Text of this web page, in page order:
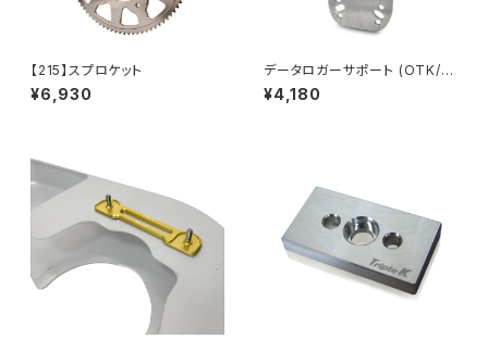
【215】スプロケット
¥6,930
データロガーサポート (OTK/3
つ穴兼用)
¥4,180